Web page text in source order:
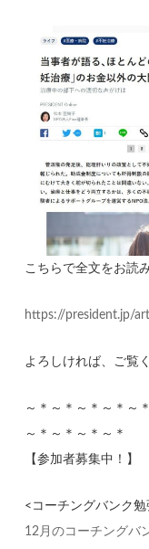
こちらで全文をお読
https://president.jp/
よろしければ、ご覧
～＊～＊～＊～＊～
～＊～＊～＊～＊
【参加者募集中！】
<コーチングバンク勉
12月のコーチングバ